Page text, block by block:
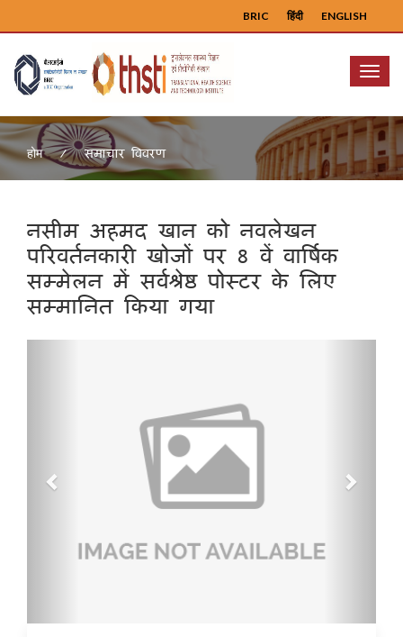
ENGLISH
हिंदी
BRIC
Menu
होम समाचार विवरण
नसीम अहमद खान को नवलेखन
परिवर्तनकारी खोजों पर 8 वें वार्षिक
सम्मेलन में सर्वश्रेष्ठ पोस्टर के लिए
सम्मानित किया गया